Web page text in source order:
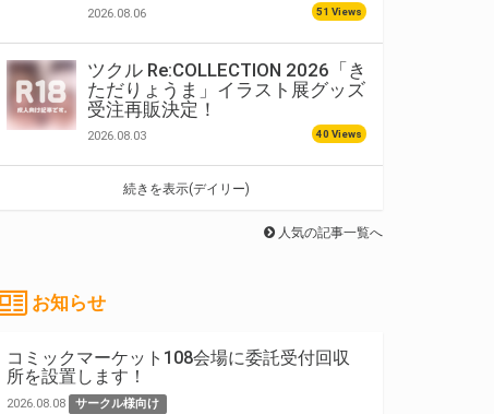
2026.08.06 51 Views
ツクル Re:COLLECTION 2026「き
ただりょうま」イラスト展グッズ
受注再販決定！
2026.08.03 40 Views
続きを表示(デイリー)
人気の記事一覧へ
お知らせ
コミックマーケット108会場に委託受付回収
所を設置します！
2026.08.08 サークル様向け